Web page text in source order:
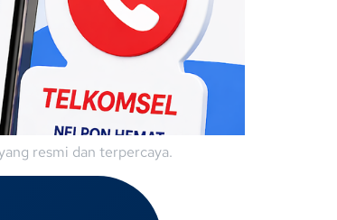
resmi dan terpercaya.